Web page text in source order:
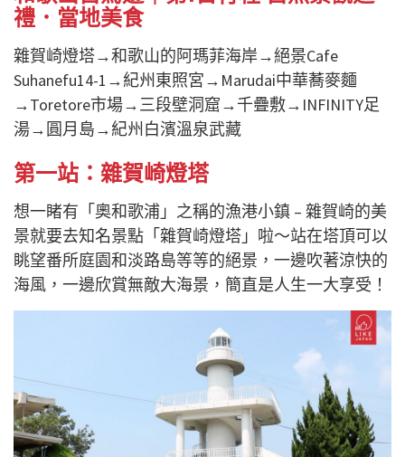
禮．當地美食
雜賀崎燈塔→和歌山的阿瑪菲海岸→絕景Cafe
Suhanefu14-1→紀州東照宮→Marudai中華蕎麥麵
→Toretore市場→三段壁洞窟→千疊敷→INFINITY足
湯→圓月島→紀州白濱溫泉武藏
第一站：雜賀崎燈塔
想一睹有「奧和歌浦」之稱的漁港小鎮 – 雜賀崎的美
景就要去知名景點「雜賀崎燈塔」啦〜站在塔頂可以
眺望番所庭園和淡路島等等的絕景，一邊吹著涼快的
海風，一邊欣賞無敵大海景，簡直是人生一大享受！